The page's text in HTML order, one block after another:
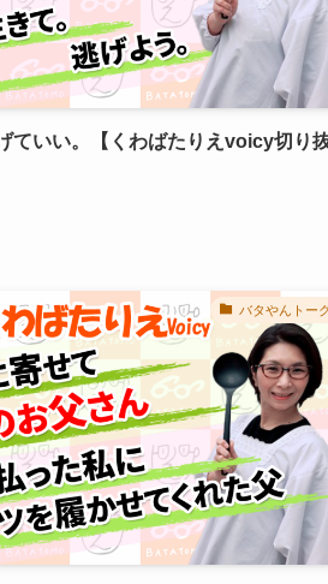
ていい。【くわばたりえvoicy切り
バタやんトー